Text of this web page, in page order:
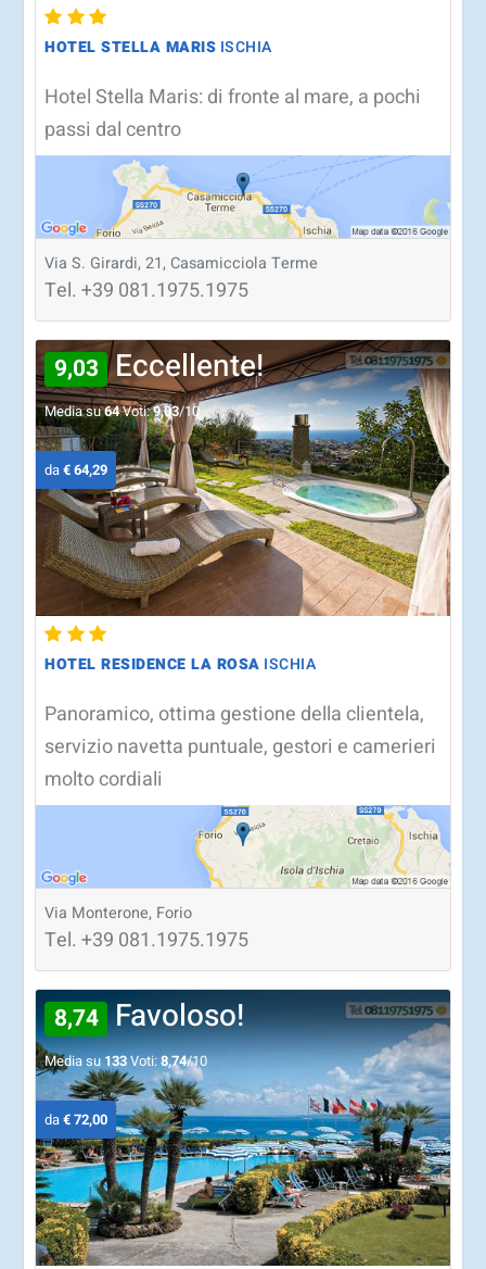
HOTEL STELLA MARIS ISCHIA
Hotel Stella Maris: di fronte al mare, a pochi
passi dal centro
Via S. Girardi, 21, Casamicciola Terme
Tel.+39 081.1975.1975
9,03 Eccellente!
Media su64Voti:9,03/10
da€ 64,29
HOTEL RESIDENCE LA ROSA ISCHIA
Panoramico, ottima gestione della clientela,
servizio navetta puntuale, gestori e camerieri
molto cordiali
Via Monterone, Forio
Tel.+39 081.1975.1975
8,74 Favoloso!
Media su133Voti:8,74/10
da€ 72,00